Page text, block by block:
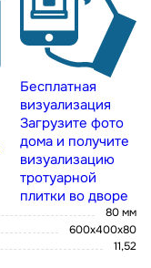
Бесплатная
визуализация
Загрузите фото
дома и получите
визуализацию
тротуарной
плитки во дворе
80 мм
600х400х80
11,52